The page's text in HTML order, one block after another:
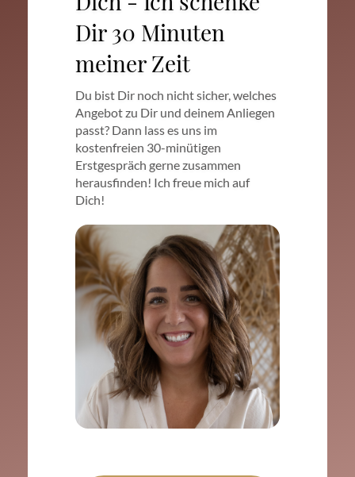
Dir 30 Minuten
meiner Zeit
Du bist Dir noch nicht sicher, welches
Angebot zu Dir und deinem Anliegen
passt? Dann lass es uns im
kostenfreien 30-minütigen
Erstgespräch gerne zusammen
herausfinden! Ich freue mich auf
Dich!